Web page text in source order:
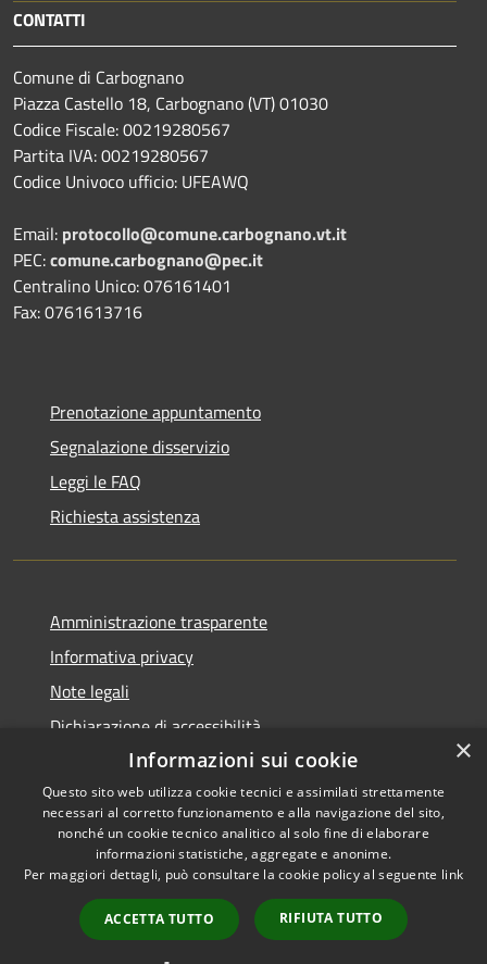
CONTATTI
Comune di Carbognano
Piazza Castello 18, Carbognano (VT) 01030
Codice Fiscale: 00219280567
Partita IVA: 00219280567
Codice Univoco ufficio: UFEAWQ
Email: protocollo@comune.carbognano.vt.it
PEC:comune.carbognano@pec.it
Centralino Unico: 076161401
Fax: 0761613716
Prenotazione appuntamento
Segnalazione disservizio
Leggi le FAQ
Richiesta assistenza
Amministrazione trasparente
Informativa privacy
Note legali
Dichiarazione di accessibilità
Accessibilità
Privacy
Mappa del sito
Copyright © 2026 • Comune di
Carbognano • Powered by
Municipium
Accesso
redazione
×
Informazioni sui cookie
Questo sito web utilizza cookie tecnici e assimilati strettamente
necessari al corretto funzionamento e alla navigazione del sito,
nonché un cookie tecnico analitico al solo fine di elaborare
informazioni statistiche, aggregate e anonime.
Per maggiori dettagli, può consultare la cookie policy al seguente link
ACCETTA TUTTO RIFIUTA TUTTO